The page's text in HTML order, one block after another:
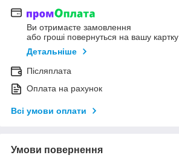
Ви отримаєте замовлення
або гроші повернуться на вашу картку
Детальніше
Післяплата
Оплата на рахунок
Всі умови оплати
Умови повернення